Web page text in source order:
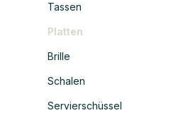
Tassen
Platten
Brille
Schalen
Servierschüssel